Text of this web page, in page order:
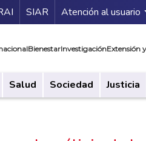
de
SIAR Atención al usuario
BienestarInvestigaciónExtensión
Salud Sociedad Justicia